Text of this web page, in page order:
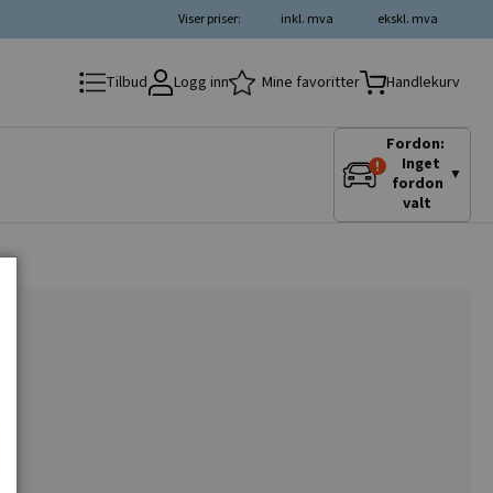
ekskl. mva
inkl. mva
Viser priser:
Tilbud Logg inn Mine favoritter Handlekurv
Fordon:
Inget
fordon
valt
▼